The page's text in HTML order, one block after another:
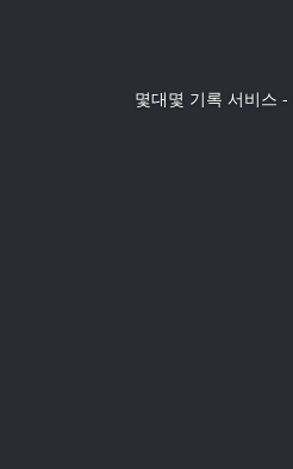
몇대몇 기록 서비스 -